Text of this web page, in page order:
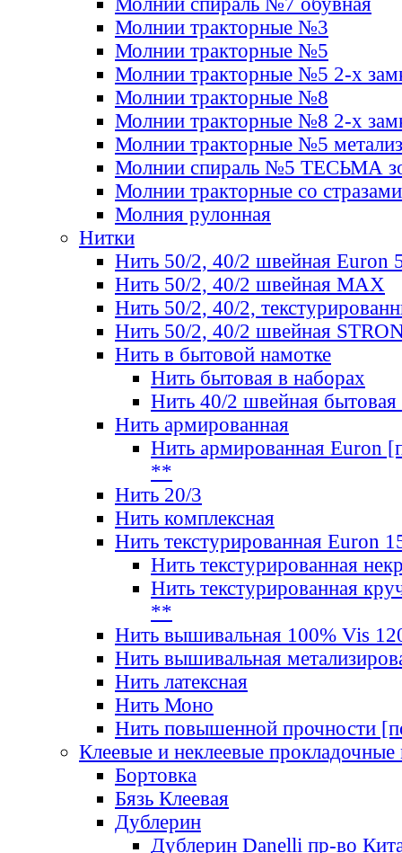
Молнии тракторные №3
Молнии тракторные №5
Молнии тракторные №5 2-х
Молнии тракторные №8
Молнии тракторные №8 2-х
Молнии тракторные №5
Молнии спираль №5 ТЕСЬМА
Молнии тракторные со стразами
Молния рулонная
Нитки
Нить 50/2, 40/2 швейная Euron
Нить 50/2, 40/2 швейная МАХ
Нить 50/2, 40/2,
Нить 50/2, 40/2 швейная
Нить в бытовой намотке
Нить бытовая в наборах
Нить 40/2 швейная бытовая
Нить армированная
Нить армированная Euron
**
Нить 20/3
Нить комплексная
Нить текстурированная Euron
Нить текстурированная
Нить текстурированная
**
Нить вышивальная 100% Vis
Нить вышивальная
Нить латексная
Нить Моно
Нить повышенной прочности
Клеевые и неклеевые прокладочные
Бортовка
Бязь Клеевая
Дублерин
Дублерин Danelli пр-во